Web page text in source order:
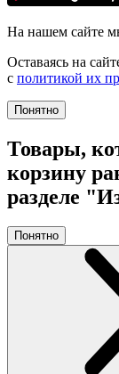
На нашем сайте
Оставаясь на
с политикой их
Понятно
Товары,
корзину
разделе
Понятно